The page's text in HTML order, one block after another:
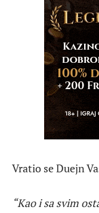
Vratio se Duejn
“Kao i sa svim